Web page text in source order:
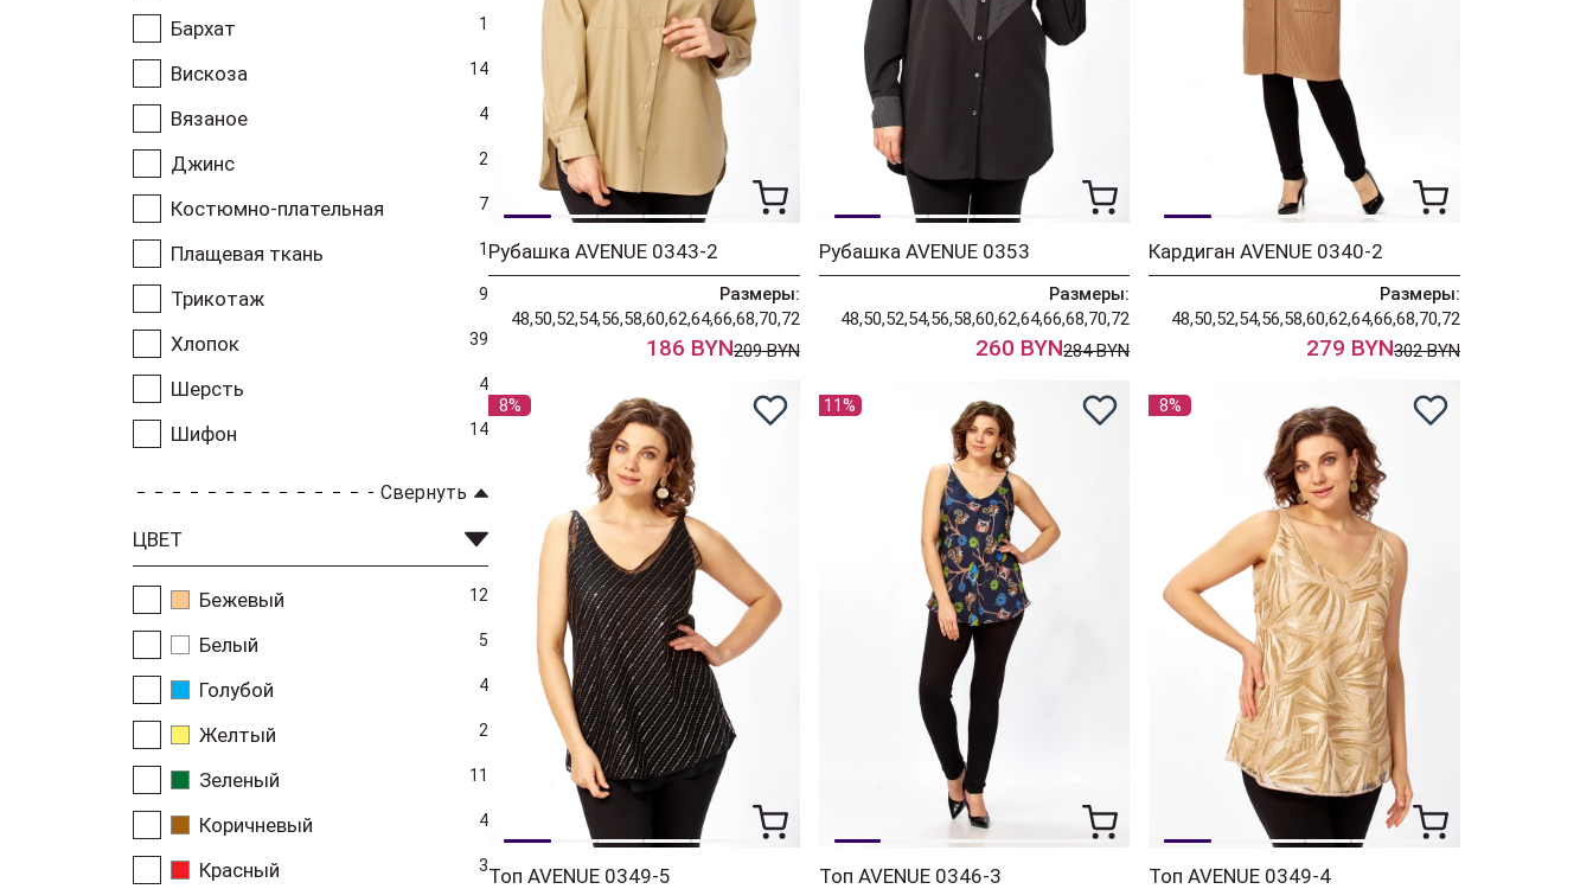
Бархат 1
Вискоза 14
Вязаное 4
Джинс 2
Костюмно-плательная 7
Плащевая ткань 1
Трикотаж 9
Хлопок 39
Шерсть 4
Шифон 14
Свернуть
ЦВЕТ
Бежевый 12
Белый 5
Голубой 4
Желтый 2
Зеленый 11
Коричневый 4
Красный 3
Рубашка AVENUE 0343-2
Размеры:
48,50,52,54,56,58,60,62,64,66,68,70,72
186 BYN209 BYN
Рубашка AVENUE 0353
Размеры:
48,50,52,54,56,58,60,62,64,66,68,70,72
260 BYN284 BYN
Кардиган AVENUE 0340-2
Размеры:
48,50,52,54,56,58,60,62,64,66,68,70,72
279 BYN302 BYN
8%
Топ AVENUE 0349-5
11%
Топ AVENUE 0346-3
8%
Топ AVENUE 0349-4